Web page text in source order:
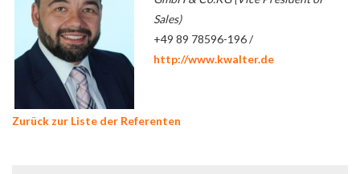
Sales)
+49 89 78596-196 /
http://www.kwalter.de
Zurück zur Liste der Referenten